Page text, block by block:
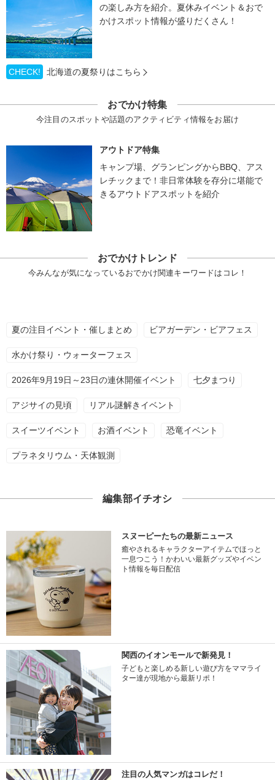
の楽しみ方を紹介。夏休みイベント＆おで
かけスポット情報が盛りだくさん！
CHECK! 北海道の夏祭りはこちら
おでかけ特集
今注目のスポットや話題のアクティビティ情報をお届け
アウトドア特集
キャンプ場、グランピングからBBQ、アス
レチックまで！非日常体験を存分に堪能で
きるアウトドアスポットを紹介
おでかけトレンド
今みんなが気になっているおでかけ関連キーワードはコレ！
夏の注目イベント・催しまとめ ビアガーデン・ビアフェス
水かけ祭り・ウォーターフェス
2026年9月19日～23日の連休開催イベント 七夕まつり
アジサイの見頃 リアル謎解きイベント
スイーツイベント お酒イベント 恐竜イベント
プラネタリウム・天体観測
編集部イチオシ
スヌーピーたちの最新ニュース
癒やされるキャラクターアイテムでほっと
一息つこう！かわいい最新グッズやイベン
ト情報を毎日配信
関西のイオンモールで新発見！
子どもと楽しめる新しい遊び方をママライ
ター達が現地から最新リポ！
注目の人気マンガはコレだ！